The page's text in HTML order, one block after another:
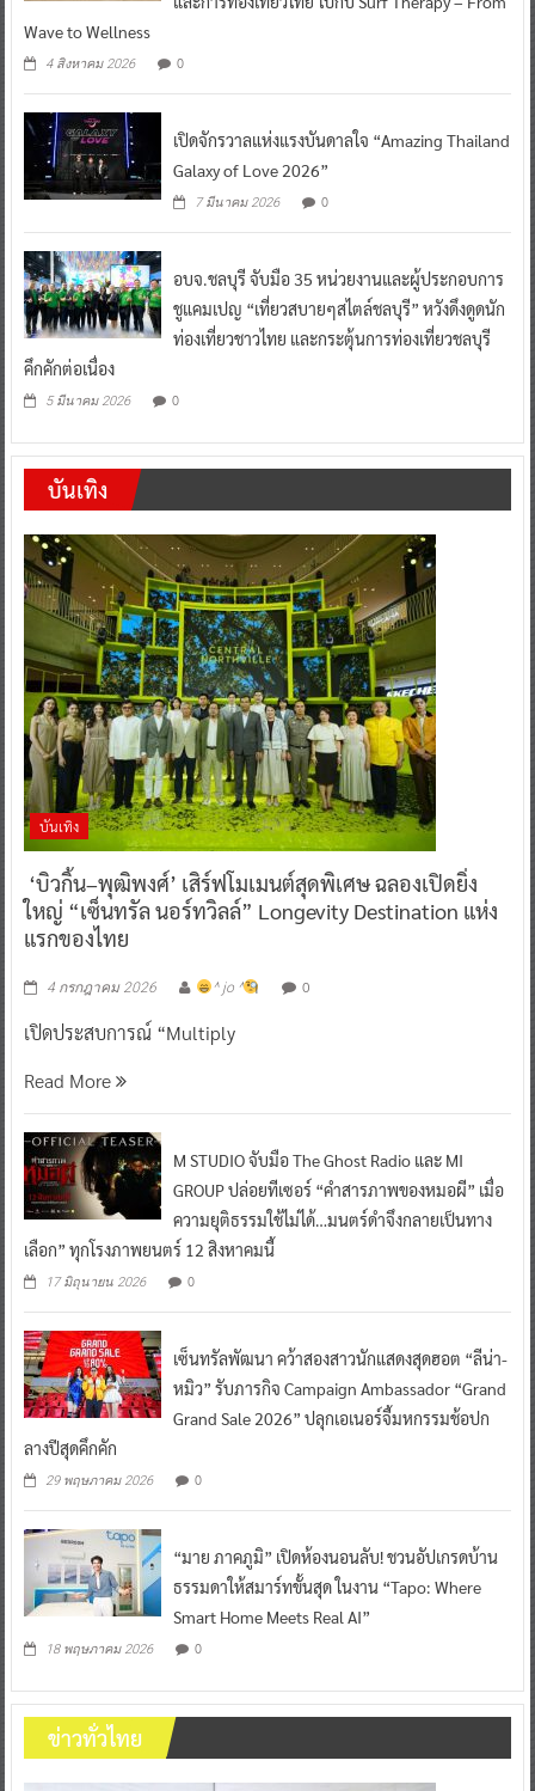
Wave to Wellness
4 สิงหาคม 2026 0
เปิดจักรวาลแห่งแรงบันดาลใจ “Amazing Thailand
Galaxy of Love 2026”
7 มีนาคม 2026 0
อบจ.ชลบุรี จับมือ 35 หน่วยงานและผู้ประกอบการ
ชูแคมเปญ “เที่ยวสบายๆสไตล์ชลบุรี” หวังดึงดูดนัก
ท่องเที่ยวชาวไทย และกระตุ้นการท่องเที่ยวชลบุรี
คึกคักต่อเนื่อง
5 มีนาคม 2026 0
บันเทิง
บันเทิง
‘บิวกิ้น–พุฒิพงศ์’ เสิร์ฟโมเมนต์สุดพิเศษ ฉลองเปิดยิ่ง
ใหญ่ “เซ็นทรัล นอร์ทวิลล์” Longevity Destination แห่ง
แรกของไทย
4 กรกฎาคม 2026 ^ jo ^ 0
เปิดประสบการณ์ “Multiply
Read More
M STUDIO จับมือ The Ghost Radio และ MI
GROUP ปล่อยทีเซอร์ “คำสารภาพของหมอผี” เมื่อ
ความยุติธรรมใช้ไม่ได้…มนตร์ดำจึงกลายเป็นทาง
เลือก” ทุกโรงภาพยนตร์ 12 สิงหาคมนี้
17 มิถุนายน 2026 0
เซ็นทรัลพัฒนา คว้าสองสาวนักแสดงสุดฮอต “ลีน่า-
หมิว” รับภารกิจ Campaign Ambassador “Grand
Grand Sale 2026” ปลุกเอเนอร์จี้มหกรรมช้อปก
ลางปีสุดคึกคัก
29 พฤษภาคม 2026 0
“มาย ภาคภูมิ” เปิดห้องนอนลับ! ชวนอัปเกรดบ้าน
ธรรมดาให้สมาร์ทขั้นสุด ในงาน “Tapo: Where
Smart Home Meets Real AI”
18 พฤษภาคม 2026 0
ข่าวทั่วไทย